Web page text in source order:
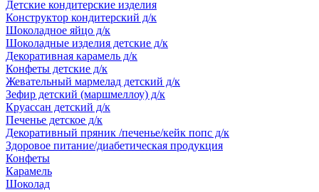
Детские кондитерские изделия
Конструктор кондитерский д/к
Шоколадное яйцо д/к
Шоколадные изделия детские д/к
Декоративная карамель д/к
Конфеты детские д/к
Жевательный мармелад детский д/к
Зефир детский (маршмеллоу) д/к
Круассан детский д/к
Печенье детское д/к
Декоративный пряник /печенье/кейк попс д/к
Здоровое питание/диабетическая продукция
Конфеты
Карамель
Шоколад